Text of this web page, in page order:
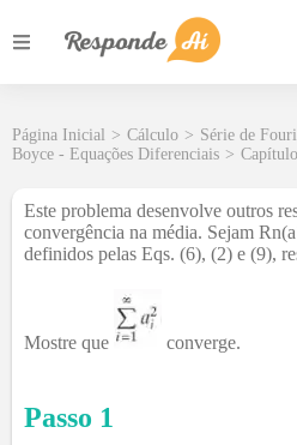
Página Inicial > Cálculo > Série de
Boyce - Equações Diferenciais >
Este problema desenvolve outros
convergência na média. Sejam
definidos pelas Eqs. (6), (2) e (9),
Mostre que converge.
Passo 1